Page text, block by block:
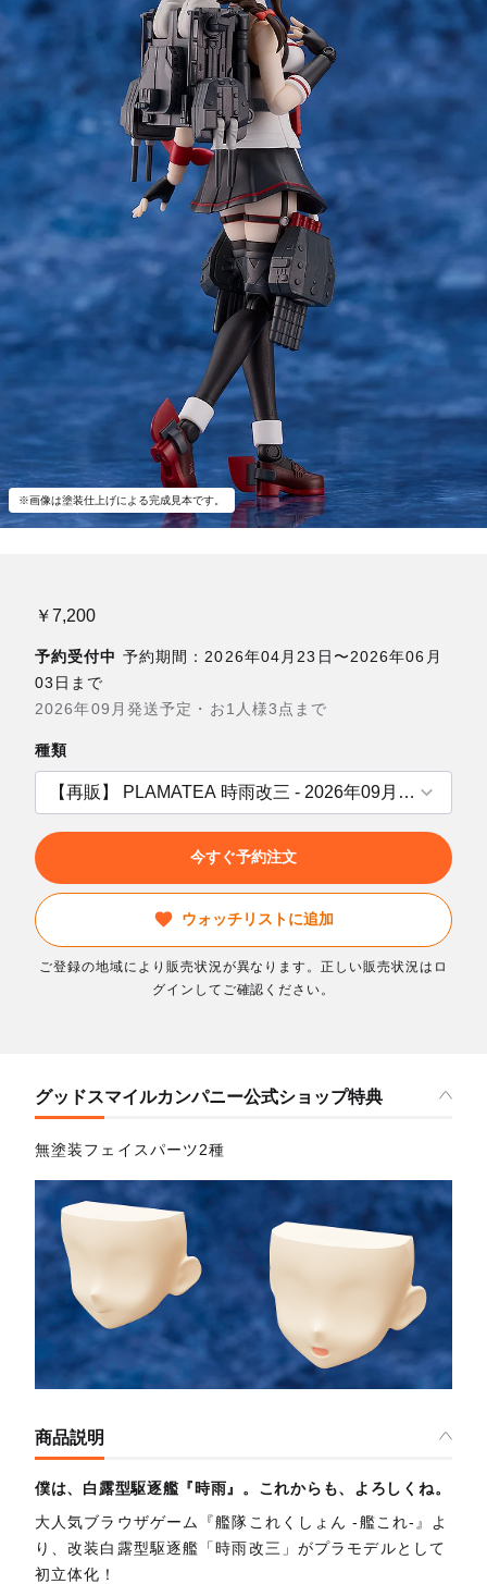
※画像は塗装仕上げによる完成見本です。
￥7,200
予約受付中 予約期間：2026年04月23日〜2026年06月
03日まで
2026年09月発送予定・お1人様3点まで
種類
今すぐ予約注文
ウォッチリストに追加
ご登録の地域により販売状況が異なります。正しい販売状況はロ
グインしてご確認ください。
グッドスマイルカンパニー公式ショップ特典
無塗装フェイスパーツ2種
商品説明
僕は、白露型駆逐艦『時雨』。これからも、よろしくね。
大人気ブラウザゲーム『艦隊これくしょん ‐艦これ‐』よ
り、改装白露型駆逐艦「時雨改三」がプラモデルとして
初立体化！